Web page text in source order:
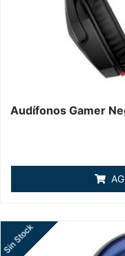
Audífonos Gamer
Sin Stock